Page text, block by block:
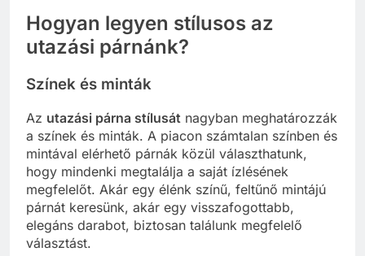
Hogyan legyen stílusos az
utazási párnánk?
Színek és minták
Az utazási párna stílusát nagyban meghatározzák
a színek és minták. A piacon számtalan színben és
mintával elérhető párnák közül választhatunk,
hogy mindenki megtalálja a saját ízlésének
megfelelőt. Akár egy élénk színű, feltűnő mintájú
párnát keresünk, akár egy visszafogottabb,
elegáns darabot, biztosan találunk megfelelő
választást.